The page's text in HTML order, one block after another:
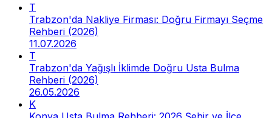
T
Trabzon'da Nakliye Firması: Doğru Firmayı Seçme
Rehberi (2026)
11.07.2026
T
Trabzon'da Yağışlı İklimde Doğru Usta Bulma
Rehberi (2026)
26.05.2026
K